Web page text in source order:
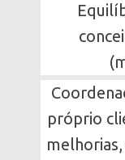
próprio